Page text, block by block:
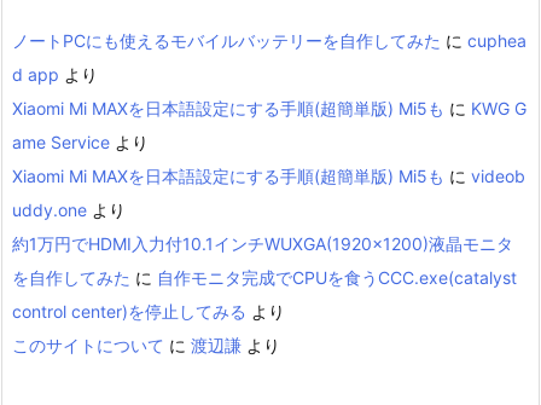
ノートPCにも使えるモバイルバッテリーを自作してみた に cuphea
d app より
Xiaomi Mi MAXを日本語設定にする手順(超簡単版) Mi5も に KWG G
ame Service より
Xiaomi Mi MAXを日本語設定にする手順(超簡単版) Mi5も に videob
uddy.one より
約1万円でHDMI入力付10.1インチWUXGA(1920×1200)液晶モニタ
を自作してみた に 自作モニタ完成でCPUを食うCCC.exe(catalyst
control center)を停止してみる より
このサイトについて に 渡辺謙 より